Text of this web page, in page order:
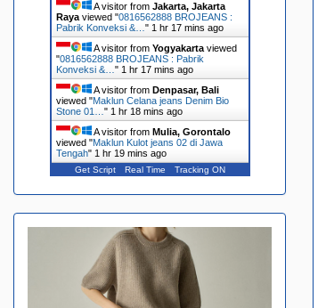
A visitor from Jakarta, Jakarta
Rayaviewed "0816562888 BROJEANS :
Pabrik Konveksi &… " 1 hr 17 mins ago
A visitor from Yogyakartaviewed
"0816562888 BROJEANS : Pabrik
Konveksi &… " 1 hr 17 mins ago
A visitor from Denpasar, Bali
viewed "Maklun Celana jeans Denim Bio
Stone 01… " 1 hr 18 mins ago
A visitor from Mulia, Gorontalo
viewed "Maklun Kulot jeans 02 di Jawa
Tengah" 1 hr 19 mins ago
Get Script Real Time Tracking ON